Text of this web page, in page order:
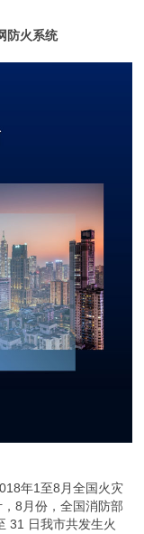
防火系统
年1至8月全国火灾
8月份，全国消防部
31 日我市共发生火